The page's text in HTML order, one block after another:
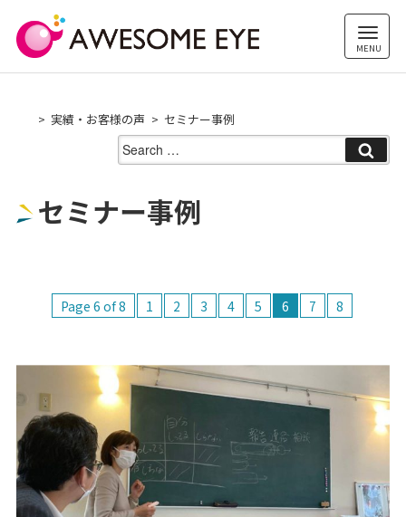
content
実績・お客様の声 セミナー事例
Search
for:
セミナー事例
Page 6 of 8 1 2 3 4 5 6 7 8